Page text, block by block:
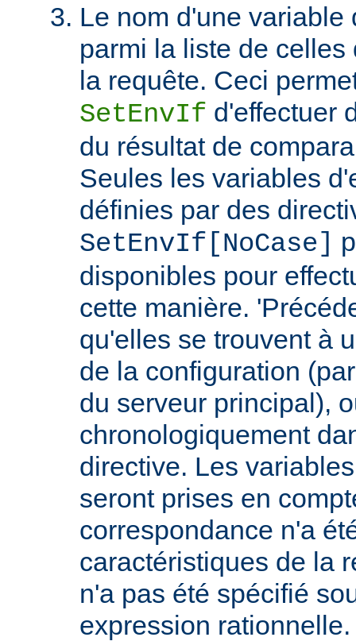
Le nom d'une variable
parmi la liste de
la requête. Ceci
SetEnvIf d'effectuer
du résultat de
Seules les variables
définies par des
SetEnvIf[NoCase]
disponibles pour
cette manière.
qu'elles se trouvent à
de la configuration
du serveur principal),
chronologiquement
directive. Les
seront prises en
correspondance n'a
caractéristiques de la
n'a pas été spécifié
expression rationnelle.